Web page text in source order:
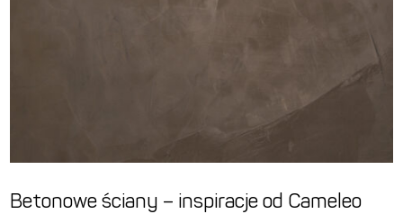
Betonowe ściany – inspiracje od Cameleo